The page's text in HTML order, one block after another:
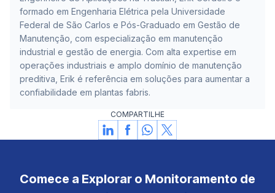
formado em Engenharia Elétrica pela Universidade
Federal de São Carlos e Pós-Graduado em Gestão de
Manutenção, com especialização em manutenção
industrial e gestão de energia. Com alta expertise em
operações industriais e amplo domínio de manutenção
preditiva, Erik é referência em soluções para aumentar a
confiabilidade em plantas fabris.
COMPARTILHE
Comece a Explorar o Monitoramento de